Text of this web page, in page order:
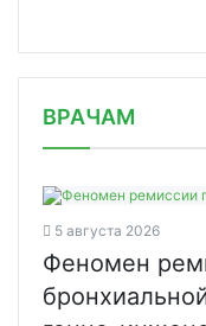
ВРАЧАМ
5 августа 2026
Феномен